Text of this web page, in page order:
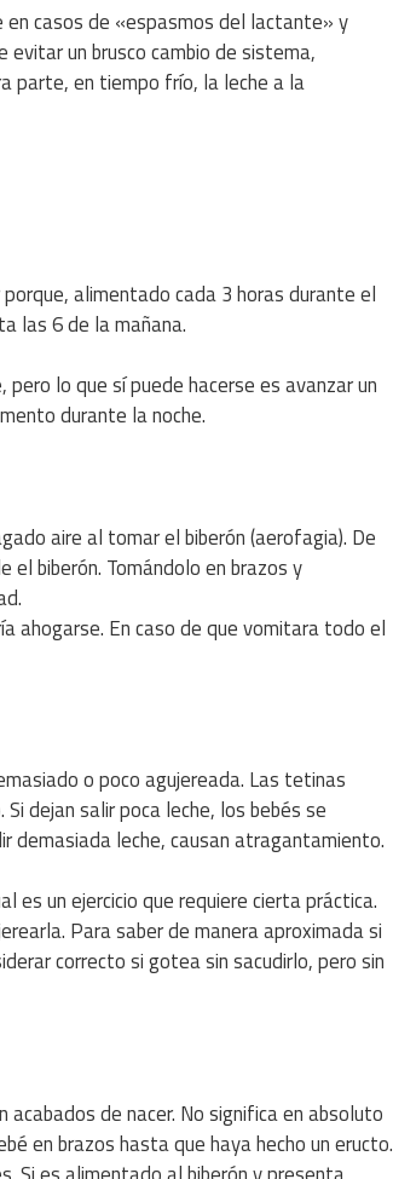
en casos de «espasmos del lactante» y
un brusco cambio de sistema,
parte, en tiempo frío, la leche a la
alimentado cada 3 horas durante el
las 6 de la mañana.
lo que sí puede hacerse es avanzar un
durante la noche.
aire al tomar el biberón (aerofagia). De
biberón. Tomándolo en brazos y
ahogarse. En caso de que vomitara todo el
o poco agujereada. Las tetinas
dejan salir poca leche, los bebés se
demasiada leche, causan atragantamiento.
es un ejercicio que requiere cierta práctica.
Para saber de manera aproximada si
correcto si gotea sin sacudirlo, pero sin
de nacer. No significa en absoluto
en brazos hasta que haya hecho un eructo.